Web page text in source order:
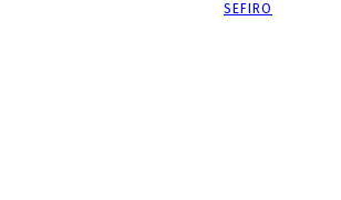
SEFIRO